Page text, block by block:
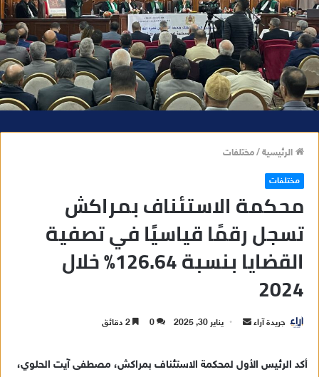
الرئيسية/مختلفات
مختلفات
محكمة الاستئناف بمراكش
تسجل رقمًا قياسيًا في تصفية
القضايا بنسبة 126.64% خلال
2024
جريدة آراء يناير 30, 2025 0
أكد الرئيس الأول لمحكمة الاستئناف بمراكش، مصطفى آيت الحلوي،